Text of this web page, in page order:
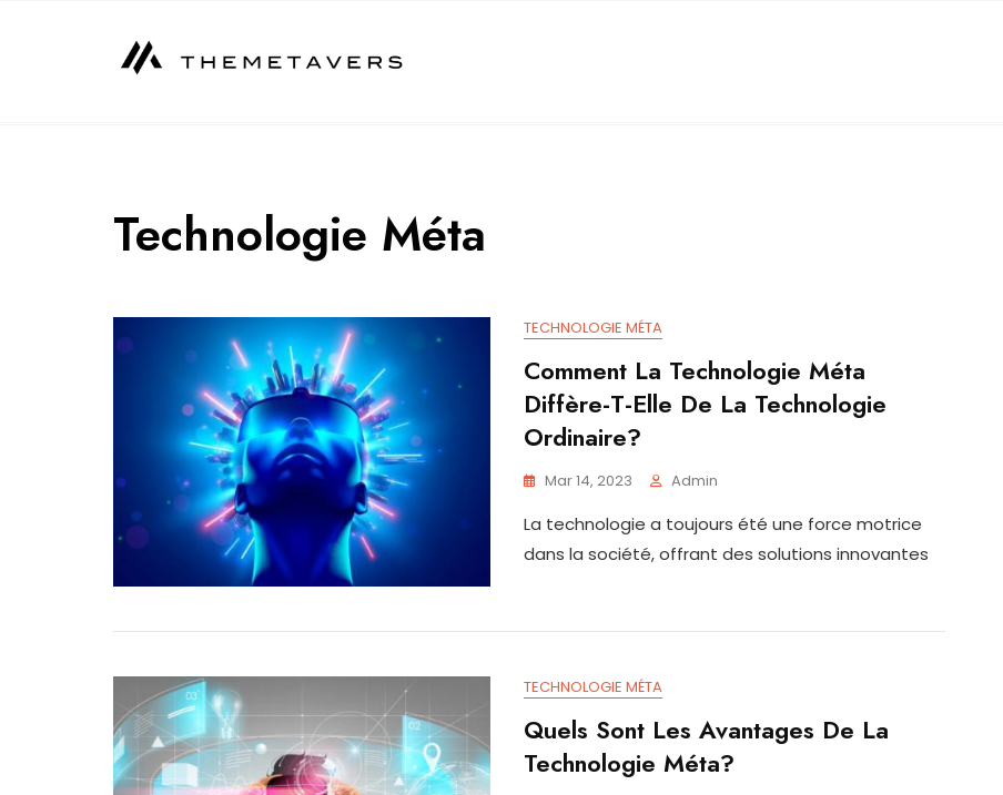
Technologie Méta
TECHNOLOGIE MÉTA
Comment La Technologie Méta
Diffère-T-Elle De La Technologie
Ordinaire?
Mar 14, 2023 Admin
La technologie a toujours été une force motrice
dans la société, offrant des solutions innovantes
TECHNOLOGIE MÉTA
Quels Sont Les Avantages De La
Technologie Méta?